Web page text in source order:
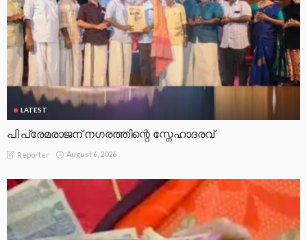
LATEST
പി പ്രേമരാജന് നഗരത്തിന്റെ സ്നേഹാദരവ്
Reporter August 6, 2026